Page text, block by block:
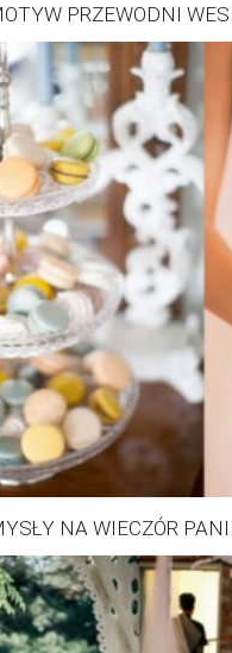
PRZEWODNI
NA WIECZÓR